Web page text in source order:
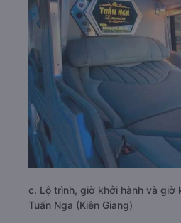
c. Lộ trình, giờ khởi hành và giờ
Tuấn Nga (Kiên Giang)